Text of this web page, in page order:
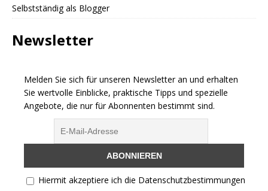
Selbstständig als Blogger
Newsletter
Melden Sie sich für unseren Newsletter an und erhalten
Sie wertvolle Einblicke, praktische Tipps und spezielle
Angebote, die nur für Abonnenten bestimmt sind.
Hiermit akzeptiere ich die Datenschutzbestimmungen